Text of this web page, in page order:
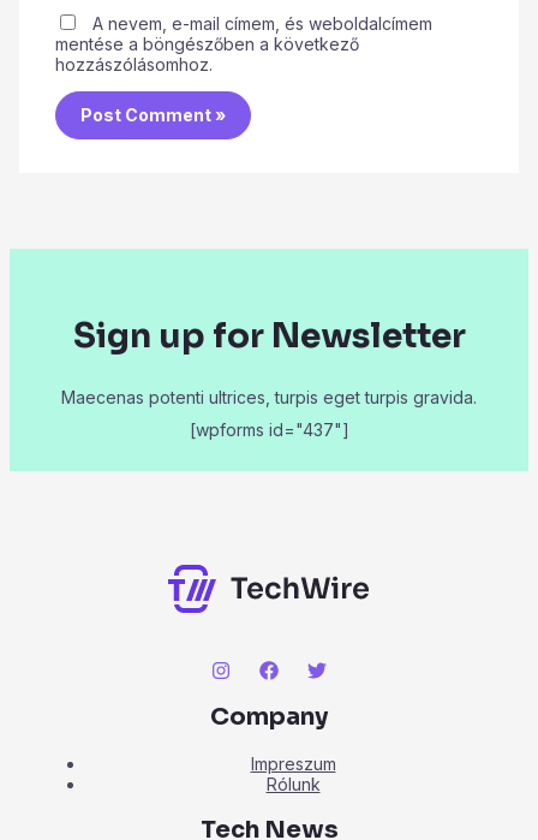
A nevem, e-mail címem, és weboldalcímem
mentése a böngészőben a következő
hozzászólásomhoz.
Sign up for Newsletter
Maecenas potenti ultrices, turpis eget turpis gravida.
[wpforms id="437"]
Company
Impreszum
Rólunk
Tech News